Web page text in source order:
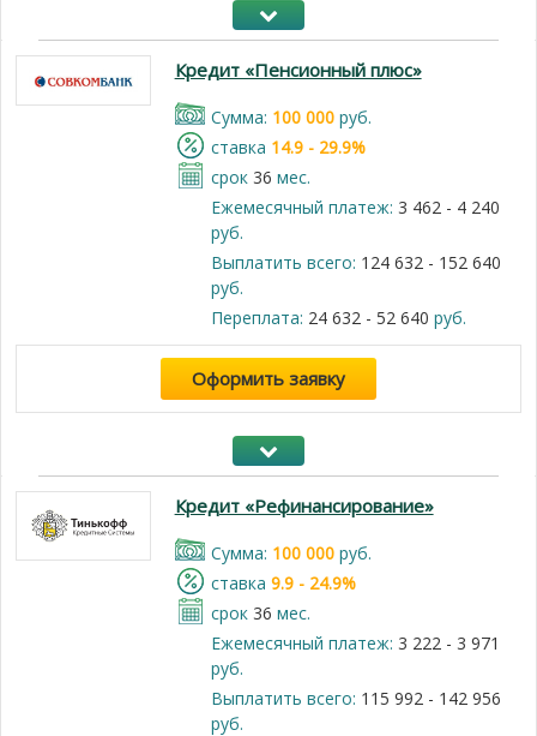
Кредит «Пенсионный плюс»
Cумма: 100 000руб.
cтавка 14.9 - 29.9%
срок 36 мес.
Ежемесячный платеж: 3 462 - 4 240
руб.
Выплатить всего: 124 632 - 152 640
руб.
Переплата: 24 632 - 52 640 руб.
Оформить заявку
Кредит «Рефинансирование»
Cумма: 100 000руб.
cтавка 9.9 - 24.9%
срок 36 мес.
Ежемесячный платеж: 3 222 - 3 971
руб.
Выплатить всего: 115 992 - 142 956
руб.